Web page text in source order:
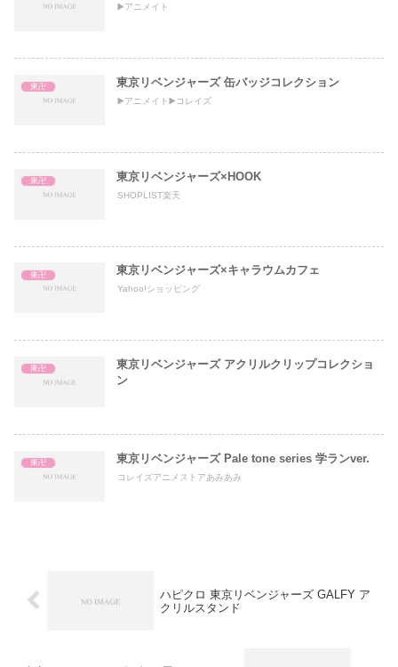
▶️アニメイト
東卍 東京リベンジャーズ 缶バッジコレクション
▶️アニメイト▶️コレイズ
東卍 東京リベンジャーズ×HOOK
SHOPLIST楽天
東卍 東京リベンジャーズ×キャラウムカフェ
Yahoo!ショッピング
東卍
東京リベンジャーズ アクリルクリップコレクショ
ン
東卍 東京リベンジャーズ Pale tone series 学ランver.
コレイズアニメストアあみあみ
ハピクロ 東京リベンジャーズ GALFY ア
クリルスタンド